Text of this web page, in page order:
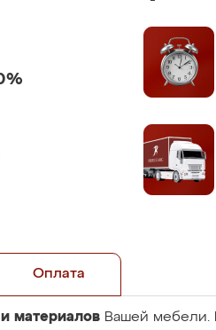
Оплата
материалов Вашей мебели.